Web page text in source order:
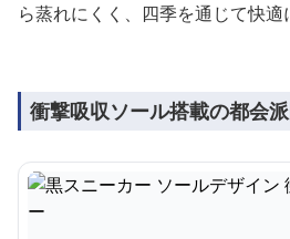
ら蒸れにくく、四季を通じて快適
衝撃吸収ソール搭載の都会